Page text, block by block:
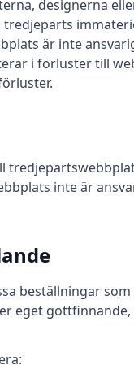
designerna
är inte
i förluster till
inte är
beställningar
eget